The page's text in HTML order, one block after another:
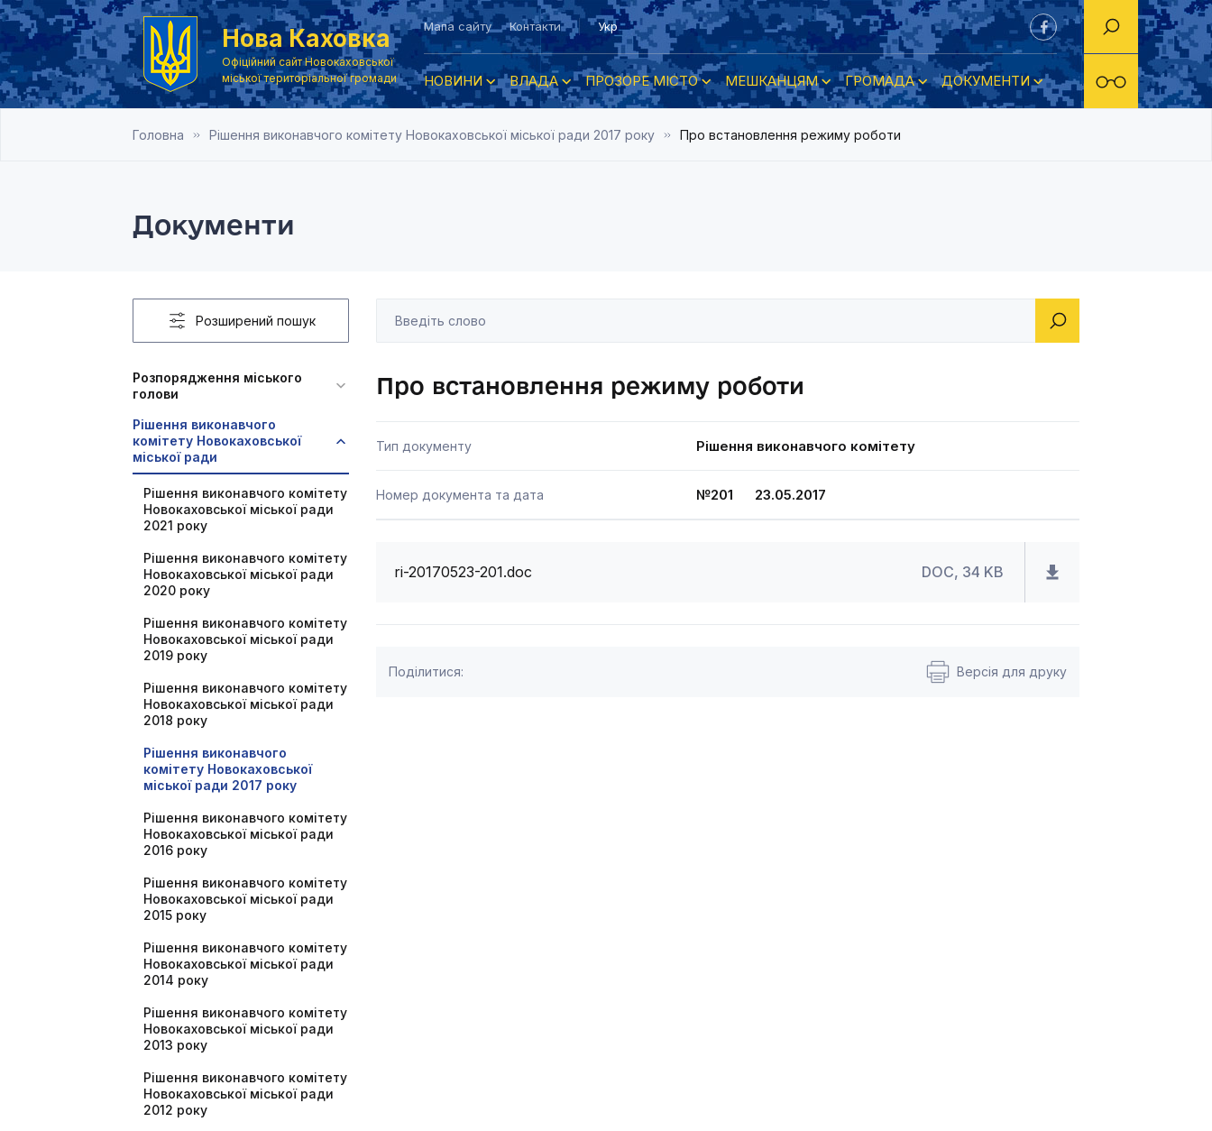
Нова Каховка
Офіційний сайт Новокаховської
міської територіальної громади
Мапа сайту Контакти Укр
НОВИНИ ВЛАДА ПРОЗОРЕ МІСТО МЕШКАНЦЯМ ГРОМАДА ДОКУМЕНТИ
Головна Рішення виконавчого комітету Новокаховської міської ради 2017 року Про встановлення режиму роботи
Документи
Розширений пошук
Розпорядження міського
голови
Рішення виконавчого
комітету Новокаховської
міської ради
Рішення виконавчого комітету
Новокаховської міської ради
2021 року
Рішення виконавчого комітету
Новокаховської міської ради
2020 року
Рішення виконавчого комітету
Новокаховської міської ради
2019 року
Рішення виконавчого комітету
Новокаховської міської ради
2018 року
Рішення виконавчого
комітету Новокаховської
міської ради 2017 року
Рішення виконавчого комітету
Новокаховської міської ради
2016 року
Рішення виконавчого комітету
Новокаховської міської ради
2015 року
Рішення виконавчого комітету
Новокаховської міської ради
2014 року
Рішення виконавчого комітету
Новокаховської міської ради
2013 року
Рішення виконавчого комітету
Новокаховської міської ради
2012 року
Про встановлення режиму роботи
Тип документу Рішення виконавчого комітету
Номер документа та дата №201 23.05.2017
ri-20170523-201.doc DOC, 34 KB
Поділитися: Версія для друку